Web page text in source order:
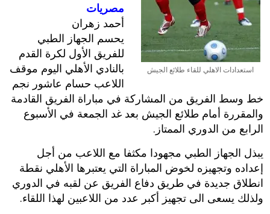
استعدادات الاهلي للقاء طلائع الجيش
مصريات
أحمد زهران
يحسم الجهاز الطبي
للفريق الأول لكرة القدم
بالنادي الأهلي اليوم موقف
اللاعب حسام عاشور نجم
خط وسط الفريق من المشاركة في مباراة الفريق القادمة
والمقررة أمام طلائع الجيش بعد غد الجمعة في الأسبوع
الرابع من الدوري الممتاز.
يبذل الجهاز الطبي مجهودا مكثفا مع اللاعب من أجل
إعداده وتجهيزه لخوض المباراة التي يعتبرها الأهلي نقطة
انطلاق جديدة في طريق دفاع الفريق عن لقبه في الدوري
ولذلك يسعى الى تجهيز أكبر عدد من اللاعبين لهذا اللقاء.